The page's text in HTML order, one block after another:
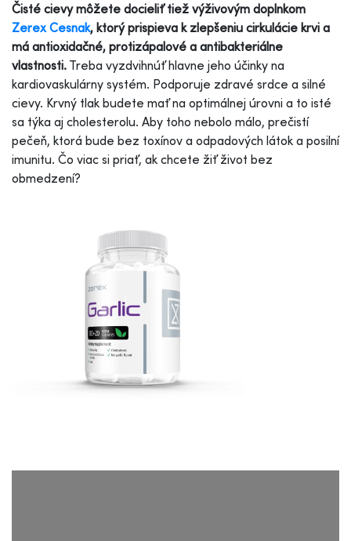
Čisté cievy môžete docieliť tiež výživovým doplnkom
Zerex Cesnak, ktorý prispieva k zlepšeniu cirkulácie krvi a
má antioxidačné, protizápalové a antibakteriálne
vlastnosti. Treba vyzdvihnúť hlavne jeho účinky na
kardiovaskulárny systém. Podporuje zdravé srdce a silné
cievy. Krvný tlak budete mať na optimálnej úrovni a to isté
sa týka aj cholesterolu. Aby toho nebolo málo, prečistí
pečeň, ktorá bude bez toxínov a odpadových látok a posilní
imunitu. Čo viac si priať, ak chcete žiť život bez
obmedzení?